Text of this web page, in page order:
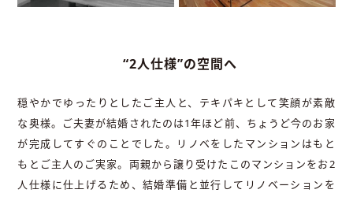
“2人仕様”の空間へ
穏やかでゆったりとしたご主人と、テキパキとして笑顔が素敵
な奥様。ご夫妻が結婚されたのは1年ほど前、ちょうど今のお家
が完成してすぐのことでした。リノベをしたマンションはもと
もとご主人のご実家。両親から譲り受けたこのマンションをお2
人仕様に仕上げるため、結婚準備と並行してリノベーションを